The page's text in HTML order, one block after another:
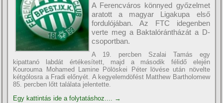
A Ferencváros könnyed győzelmet
aratott a magyar Ligakupa első
fordulójában. Az FTC idegenben
verte meg a Baktalórántházát a D-
csoportban.
A 19. percben Szalai Tamás egy
kipattanó labdát értékesí­tett, majd a második félidő elején
Kourouma Mohamed Lamine Pölöskei Péter lövése után növelte
kétgólosra a Fradi előnyét. A kegyelemdöfést Matthew Bartholomew
85. percben lőtt találata jelentette.
Egy kattintás ide a folytatáshoz....
→